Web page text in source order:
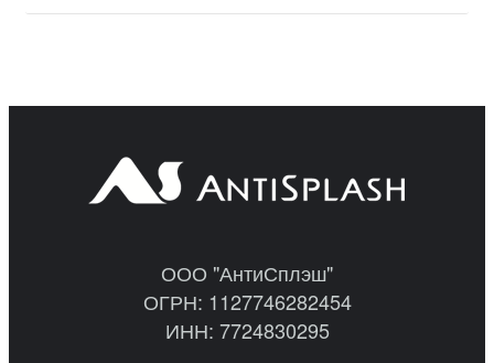
ООО "АнтиСплэш"
ОГРН: 1127746282454
ИНН: 7724830295